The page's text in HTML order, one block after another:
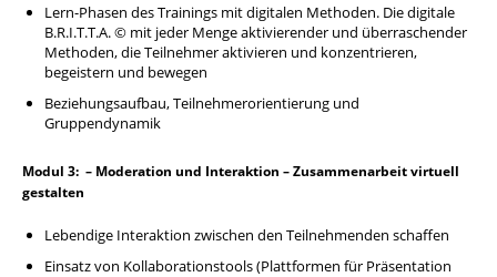
Lern-Phasen des Trainings mit digitalen Methoden. Die digitale
B.R.I.T.T.A. © mit jeder Menge aktivierender und überraschender
Methoden, die Teilnehmer aktivieren und konzentrieren,
begeistern und bewegen
Beziehungsaufbau, Teilnehmerorientierung und
Gruppendynamik
Modul 3: – Moderation und Interaktion – Zusammenarbeit virtuell
gestalten
Lebendige Interaktion zwischen den Teilnehmenden schaffen
Einsatz von Kollaborationstools (Plattformen für Präsentation